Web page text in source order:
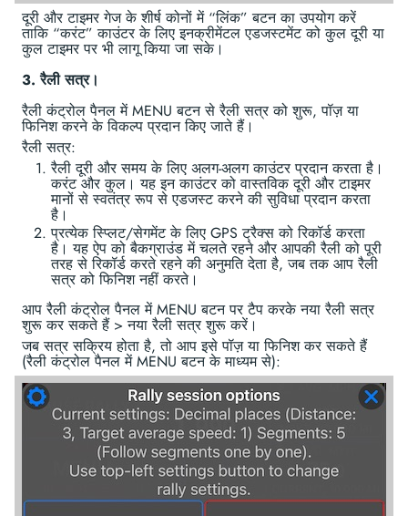
दूरी और टाइमर गेज के शीर्ष कोनों में “लिंक” बटन का उपयोग करें
ताकि “करंट” काउंटर के लिए इनक्रीमेंटल एडजस्टमेंट को कुल दूरी या
कुल टाइमर पर भी लागू किया जा सके।
3. रैली सत्र।
रैली कंट्रोल पैनल में MENU बटन से रैली सत्र को शुरू, पॉज़ या
फिनिश करने के विकल्प प्रदान किए जाते हैं।
रैली सत्र:
रैली दूरी और समय के लिए अलग-अलग काउंटर प्रदान करता है।
करंट और कुल। यह इन काउंटर को वास्तविक दूरी और टाइमर
मानों से स्वतंत्र रूप से एडजस्ट करने की सुविधा प्रदान करता
है।
प्रत्येक स्प्लिट/सेगमेंट के लिए GPS ट्रैक्स को रिकॉर्ड करता
है। यह ऐप को बैकग्राउंड में चलते रहने और आपकी रैली को पूरी
तरह से रिकॉर्ड करते रहने की अनुमति देता है, जब तक आप रैली
सत्र को फिनिश नहीं करते।
आप रैली कंट्रोल पैनल में MENU बटन पर टैप करके नया रैली सत्र
शुरू कर सकते हैं > नया रैली सत्र शुरू करें।
जब सत्र सक्रिय होता है, तो आप इसे पॉज़ या फिनिश कर सकते हैं
(रैली कंट्रोल पैनल में MENU बटन के माध्यम से):